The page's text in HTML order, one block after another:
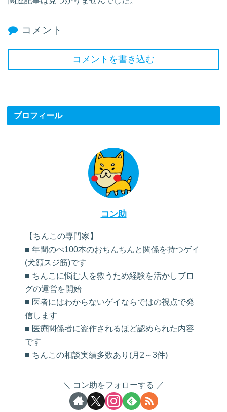
コメント
コメントを書き込む
プロフィール
コン助
【ちんこの専門家】
■ 年間のべ100本のおちんちんと関係を持つゲイ
(犬顔スジ筋)です
■ ちんこに悩む人を救うため経験を活かしブロ
グの運営を開始
■ 医者にはわからないゲイならではの視点で発
信します
■ 医療関係者に盗作されるほど認められた内容
です
■ ちんこの相談実績多数あり(月2～3件)
コン助をフォローする